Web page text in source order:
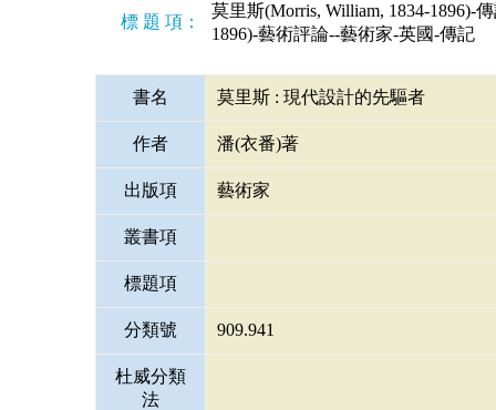
標 題 項：
莫里斯(Morris, William, 1834-1896)-
1896)-藝術評論--藝術家-英國-傳記
書名 莫里斯 : 現代設計的先驅者
作者 潘(衣番)著
出版項 藝術家
叢書項
標題項
分類號 909.941
杜威分類
法